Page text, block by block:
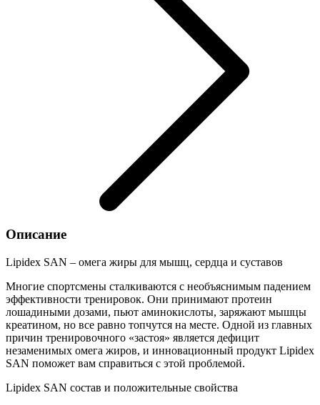
Описание
Lipidex SAN – омега жиры для мышц, сердца и суставов
Многие спортсмены сталкиваются с необъяснимым падением
эффективности тренировок. Они принимают протеин
лошадиными дозами, пьют аминокислоты, заряжают мышцы
креатином, но все равно топчутся на месте. Одной из главных
причин тренировочного «застоя» является дефицит
незаменимых омега жиров, и инновационный продукт Lipidex
SAN поможет вам справиться с этой проблемой.
Lipidex SAN состав и положительные свойства